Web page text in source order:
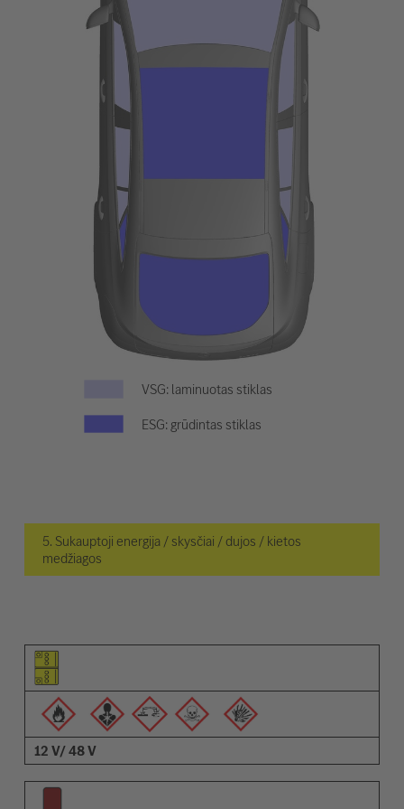
VSG: laminuotas stiklas
ESG: grūdintas stiklas
5. Sukauptoji energija / skysčiai / dujos / kietos
medžiagos
Elemento piktograma
Įspėjimų piktogramos
Aprašymas
12 V/ 48 V